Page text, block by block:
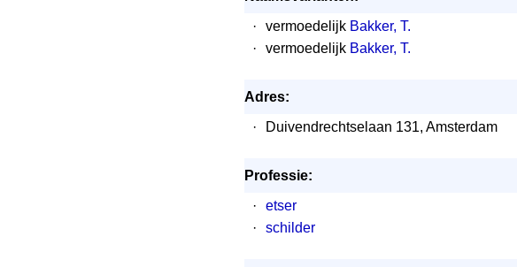
·
vermoedelijk Bakker, T.
·
vermoedelijk Bakker, T.
Adres:
·
Duivendrechtselaan 131, Amsterdam
Professie:
·
etser
·
schilder